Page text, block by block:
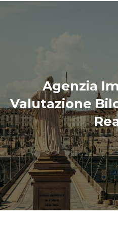
Agenzia
Valutazione